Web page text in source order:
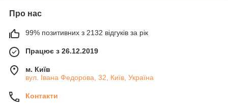
Про нас
99% позитивних з 2132 відгуків за рік
Працює з 26.12.2019
м. Київ
вул. Івана Федорова, 32, Київ, Україна
Контакти